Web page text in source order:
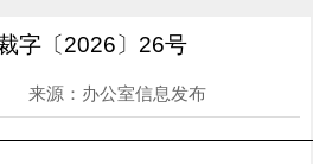
字〔2026〕26号
源：办公室信息发布